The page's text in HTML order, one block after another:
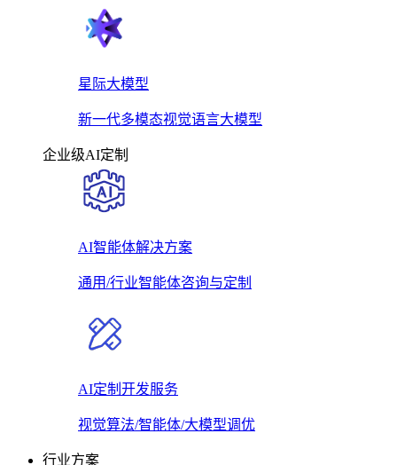
星际大模型
新一代多模态视觉语言大模型
企业级AI定制
AI智能体解决方案
通用/行业智能体咨询与定制
AI定制开发服务
视觉算法/智能体/大模型调优
行业方案